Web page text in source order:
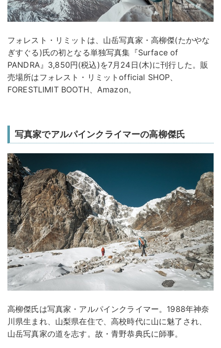
フォレスト・リミットは、山岳写真家・高柳傑(たかやな
ぎすぐる)氏の初となる単独写真集『Surface of
PANDRA』3,850円(税込)を7月24日(木)に刊行した。販
売場所はフォレスト・リミットofficial SHOP、
FORESTLIMIT BOOTH、Amazon。
写真家でアルパインクライマーの高柳傑氏
高柳傑氏は写真家・アルパインクライマー。1988年神奈
川県生まれ、山梨県在住で、高校時代に山に魅了され、
山岳写真家の道を志す。故・青野恭典氏に師事。